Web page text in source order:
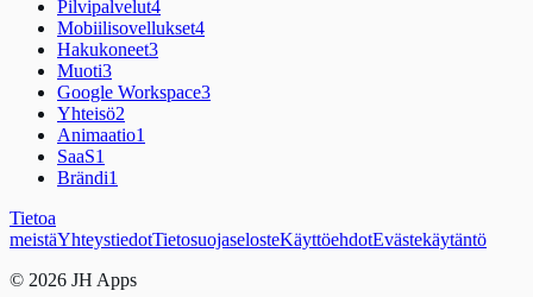
Pilvipalvelut4
Mobiilisovellukset4
Hakukoneet3
Muoti3
Google Workspace3
Yhteisö2
Animaatio1
SaaS1
Brändi1
Tietoa
meistäYhteystiedotTietosuojaselosteKäyttöehdotEvästekäytäntö
© 2026 JH Apps